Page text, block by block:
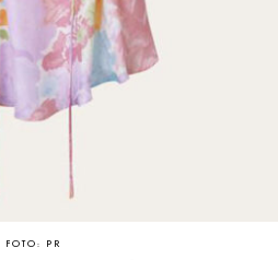
FOTO: PR